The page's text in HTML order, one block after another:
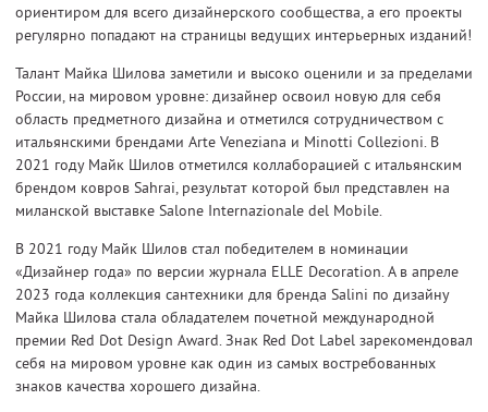
ориентиром для всего дизайнерского сообщества, а его проекты
регулярно попадают на страницы ведущих интерьерных изданий!
Талант Майка Шилова заметили и высоко оценили и за пределами
России, на мировом уровне: дизайнер освоил новую для себя
область предметного дизайна и отметился сотрудничеством с
итальянскими брендами Arte Veneziana и Minotti Collezioni. В
2021 году Майк Шилов отметился коллаборацией с итальянским
брендом ковров Sahrai, результат которой был представлен на
миланской выставке Salone Internazionale del Mobile.
В 2021 году Майк Шилов стал победителем в номинации
«Дизайнер года» по версии журнала ELLE Decoration. А в апреле
2023 года коллекция сантехники для бренда Salini по дизайну
Майка Шилова стала обладателем почетной международной
премии Red Dot Design Award. Знак Red Dot Label зарекомендовал
себя на мировом уровне как один из самых востребованных
знаков качества хорошего дизайна.